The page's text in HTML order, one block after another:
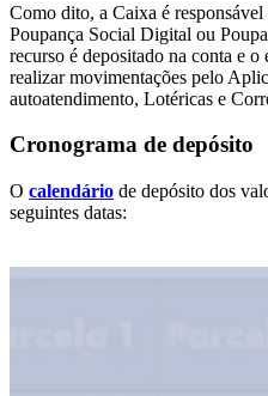
Como dito, a Caixa é
Poupança Social Digital ou
recurso é depositado na conta e o
realizar movimentações pelo
autoatendimento, Lotéricas e
Cronograma de depósito
O calendário de depósito dos
seguintes datas: